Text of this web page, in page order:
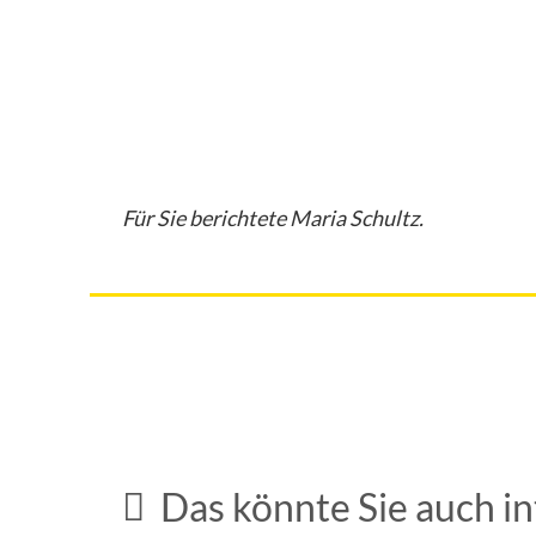
Für Sie berichtete Maria Schultz.
Das könnte Sie auch
Ehre für Franz Radlmeier
Geburtstage / Jubiläen